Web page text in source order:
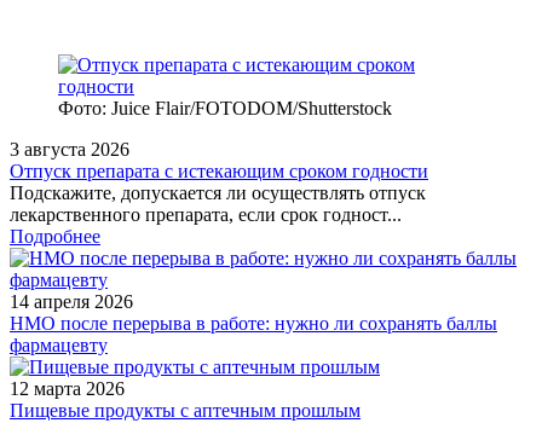
Фото: Juice Flair/FOTODOM/Shutterstoсk
3 августа 2026
Отпуск препарата с истекающим сроком годности
Подскажите, допускается ли осуществлять отпуск
лекарственного препарата, если срок годност...
Подробнее
14 апреля 2026
НМО после перерыва в работе: нужно ли сохранять баллы
фармацевту
12 марта 2026
Пищевые продукты с аптечным прошлым